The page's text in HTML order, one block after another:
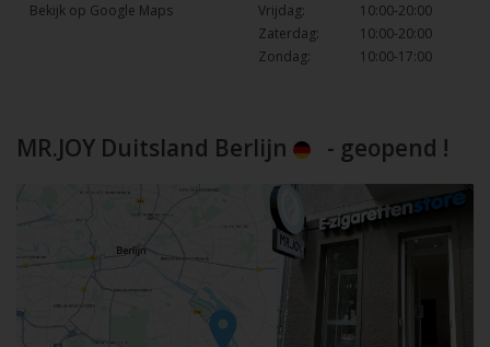
Bekijk op Google Maps
Vrijdag:
10:00-20:00
Zaterdag:
10:00-20:00
Zondag:
10:00-17:00
MR.JOY Duitsland Berlijn - geopend !